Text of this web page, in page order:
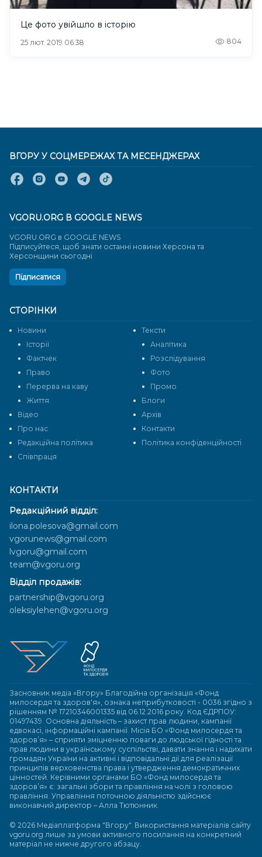
Це фото увійшло в історію
25 лют. 2019 06:38 804
КОНТАКТИ
Редакційний відділ:
ilona.polesova@gmail.com
vgorunews@gmail.com
lvgoru@gmail.com
team@vgoru.org
Відділ продажів:
partnership@vgoru.org
oleksiylehen@vgoru.org
Засновник медіа «Вгору» Благодійна організація «Фонд
милосердя та здоров'я», ознака неприбутковості - 0036 згідно з
рішенням № 17210346001335 від 06.12.2016 року. Код ЄДРПОУ:
01497439. Основна діяльність – захист прав людини, кампанії
едвокасі, інформаційні кампанії. Місія БО «Фонд милосердя та
здоров’я» – сприяти зміцненню поваги до людської гідності та
прав людини в українському суспільстві, давати знання і надихати
громадян України на активні і відповідальні дії для реалізації
принципів верховенства права і утвердження демократичних
цінностей. Керівними органами БО «Фонд милосердя та
здоров’я» є: загальні збори та правління на чолі з головою
правління. Управління поточною діяльністю здійснює
виконавчий директор – Алла Тютюнник.
© 2026 Медіаплатформа "Вгору". Використання матеріалів сайту
vgoru.org лише за умови активного посилання на конкретний
матеріал не нижче другого абзацу.
СТОРІНКИ
Новини
Тексти
Історії
Аналітика
Фактчек
Розслідування
Право
Фото
Перерва на каву
Промо
Життя
Блоги
Відео
Архів
Про нас
Контакти
Редакційна політика
Політика конфіденційності
Cпівпраця
ВГОРУ У СОЦМЕРЕЖАХ ТА МЕСЕНДЖЕРАХ
VGORU.ORG В GOOGLE NEWS
VGORU.ORG в GOOGLE NEWS
Підписуйтеся, щоб знати останні новини Херсона та
Херсонщини сьогодні
Підписатися